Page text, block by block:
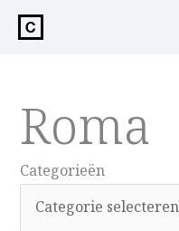
inhoud
Roma
Categorieën
Categorieën